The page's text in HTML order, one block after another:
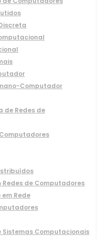
Computador
de Redes de
de Computadores
Rede
Sistemas Computacionais